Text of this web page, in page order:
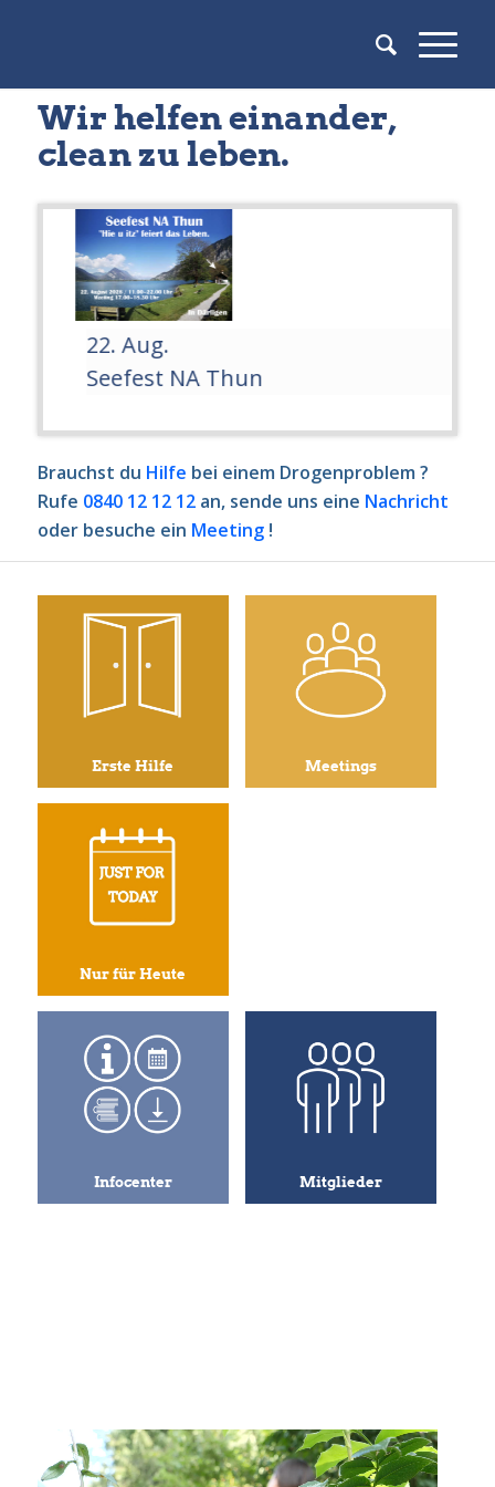
Wir helfen einander,
clean zu leben.
22. Aug.
Seefest NA Thun
Brauchst du Hilfe bei einem Drogenproblem ?
Rufe 0840 12 12 12an, sende uns eine Nachricht
oder besuche ein Meeting!
Erste Hilfe Meetings
Nur für Heute
Infocenter Mitglieder